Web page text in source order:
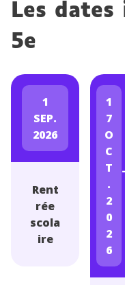
Les
5e
1
SEP.
2026
Rent
rée
scola
ire
1
7
O
C
T
.
2
0
2
6